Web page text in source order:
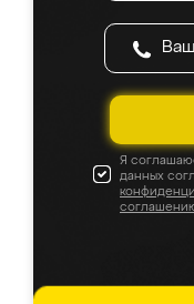
Я
данных